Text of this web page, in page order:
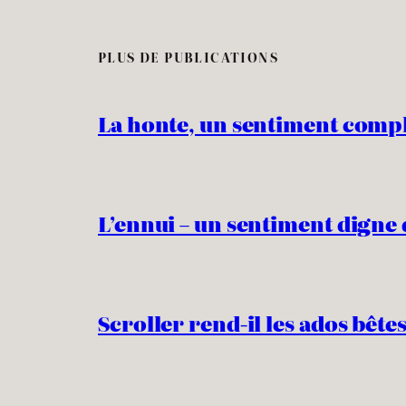
PLUS DE PUBLICATIONS
La honte, un sentiment
L’ennui – un sentiment
Scroller rend-il les ados